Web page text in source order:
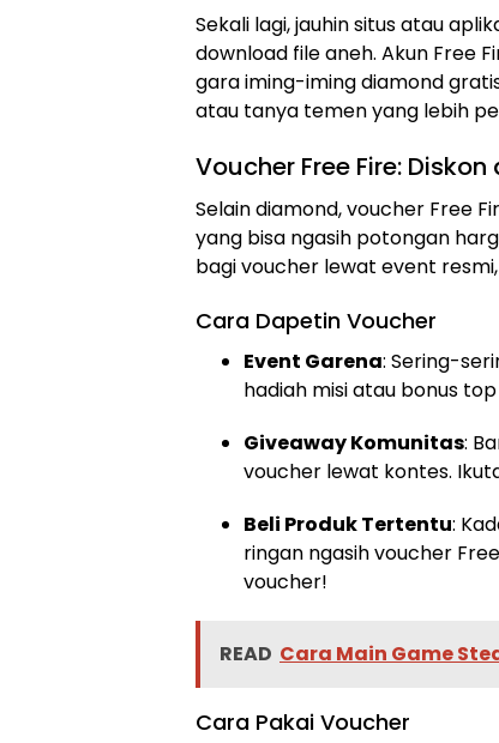
Sekali lagi, jauhin situs atau
download file aneh. Akun Free
gara iming-iming diamond
atau tanya temen yang lebih
Voucher Free Fire:
Selain diamond, voucher Free
yang bisa ngasih potongan
bagi voucher lewat event
Cara Dapetin Voucher
Event Garena: Sering-
hadiah misi atau bonus top
Giveaway Komunitas:
voucher lewat kontes.
Beli Produk Tertentu:
ringan ngasih voucher
voucher!
READ Cara Main Game
Cara Pakai Voucher